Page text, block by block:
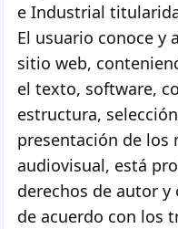
e Industrial
El usuario conoce y
sitio web,
el texto, software,
estructura,
presentación de los
audiovisual, está
derechos de autor
de acuerdo con los